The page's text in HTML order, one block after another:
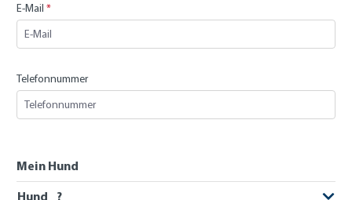
E-Mail *
Telefonnummer
Mein Hund
Hund _?_